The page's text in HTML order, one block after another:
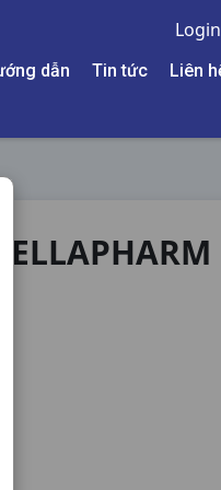
dẫn Tin tức Liên